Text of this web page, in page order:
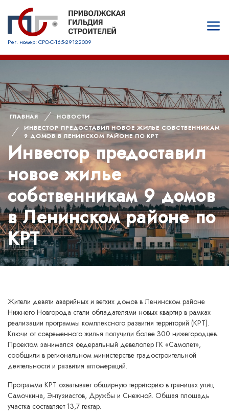
Рег. номер: СРО-С-165-29122009
ГЛАВНАЯ
НОВОСТИ
ИНВЕСТОР ПРЕДОСТАВИЛ НОВОЕ ЖИЛЬЕ СОБСТВЕННИКАМ
9 ДОМОВ В ЛЕНИНСКОМ РАЙОНЕ ПО КРТ
Инвестор предоставил
новое жилье
собственникам 9 домов
в Ленинском районе по
КРТ
Жители девяти аварийных и ветхих домов в Ленинском районе
Нижнего Новгорода стали обладателями новых квартир в рамках
реализации программы комплексного развития территорий (КРТ).
Ключи от современного жилья получили более 300 нижегородцев.
Проектом занимался федеральный девелопер ГК «Самолет»,
сообщили в региональном министерстве градостроительной
деятельности и развития агломераций.
Программа КРТ охватывает обширную территорию в границах улиц
Самочкина, Энтузиастов, Дружбы и Снежной. Общая площадь
участка составляет 13,7 гектар.